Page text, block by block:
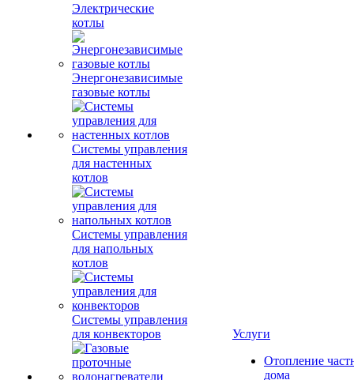
Электрические
котлы
Энергонезависимые
газовые котлы
Системы управления
для настенных
котлов
Системы управления
для напольных
котлов
Системы управления
для конвекторов
Услуги
Отопление
дома